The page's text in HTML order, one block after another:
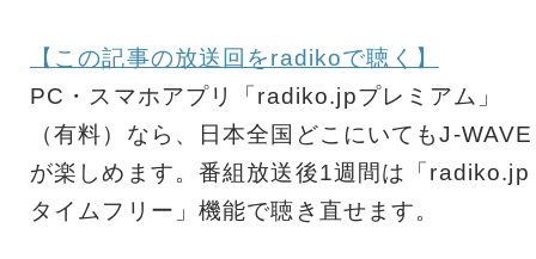
【この記事の放送回をradikoで聴く】
PC・スマホアプリ「radiko.jpプレミアム」
（有料）なら、日本全国どこにいてもJ-WAVE
が楽しめます。番組放送後1週間は「radiko.jp
タイムフリー」機能で聴き直せます。